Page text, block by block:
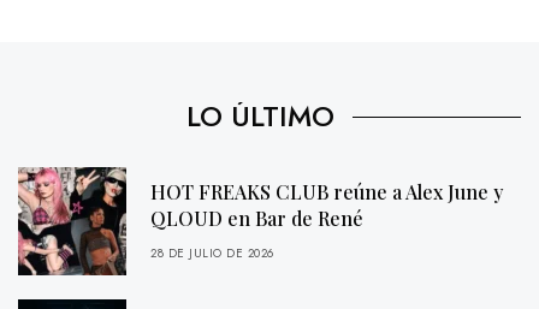
LO ÚLTIMO
HOT FREAKS CLUB reúne a Alex June y
QLOUD en Bar de René
28 DE JULIO DE 2026